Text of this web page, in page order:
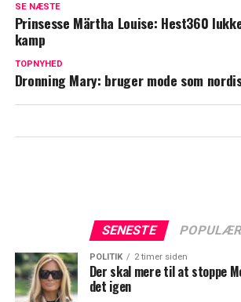
dronning Elizabeth under
Camillas bryllup
for børnene hos William og
SE NÆSTE
Prinsesse Märtha Louise: Hest360
kamp
TOPNYHED
Dronning Mary: bruger mode som
SENESTE
POLITIK 2 timer siden
Der skal mere til at stoppe
det igen